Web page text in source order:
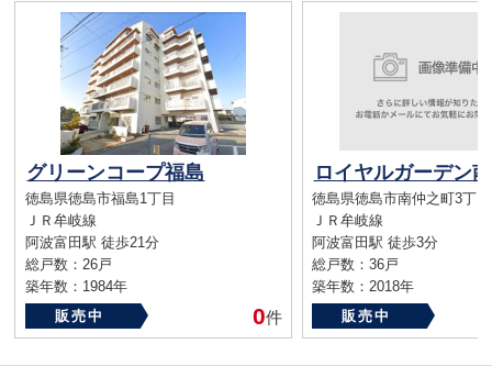
グリーンコープ福島
徳島県徳島市福島1丁目
ＪＲ牟岐線
阿波富田駅 徒歩21分
総戸数：26戸
築年数：1984年
販売中
0件
ロイヤルガーデン
徳島県徳島市南仲之町3丁目
ＪＲ牟岐線
阿波富田駅 徒歩3分
総戸数：36戸
築年数：2018年
販売中